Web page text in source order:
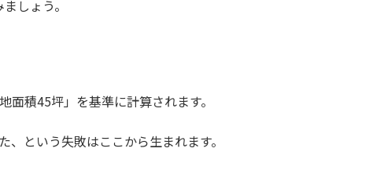
しょう。
積45坪」を基準に計算されます。
という失敗はここから生まれます。